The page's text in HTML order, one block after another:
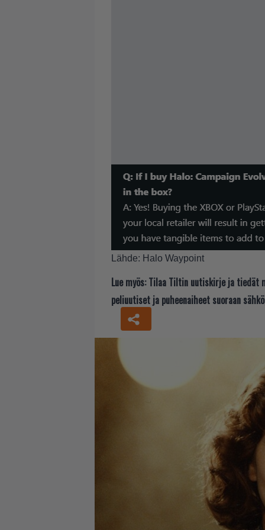
Lähde: Halo Waypoint
Lue myös: Tilaa Tiltin uutiskirje ja tiedät
peliuutiset ja puheenaiheet suoraan